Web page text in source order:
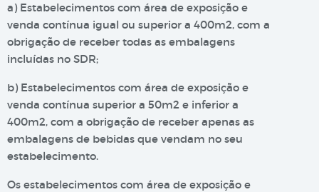
a) Estabelecimentos com área de exposição e
venda contínua igual ou superior a 400m2, com a
obrigação de receber todas as embalagens
incluídas no SDR;
b) Estabelecimentos com área de exposição e
venda contínua superior a 50m2 e inferior a
400m2, com a obrigação de receber apenas as
embalagens de bebidas que vendam no seu
estabelecimento.
Os estabelecimentos com área de exposição e